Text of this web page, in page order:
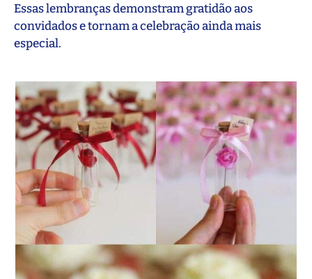
Essas lembranças demonstram gratidão aos
convidados e tornam a celebração ainda mais
especial.